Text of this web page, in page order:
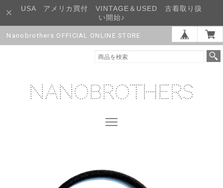
USA アメリカ買付 VINTAGE＆USED 古着取り扱
い開始♪
Nanobrothers OFFICIAL ONLINE STORE